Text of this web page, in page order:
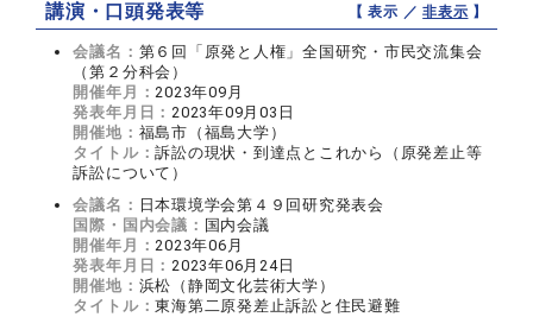
講演・口頭発表等 【 表示 ／非表示 】
会議名： 第６回「原発と人権」全国研究・市民交流集会
（第２分科会）
開催年月：2023年09月
発表年月日：2023年09月03日
開催地： 福島市（福島大学）
タイトル：訴訟の現状・到達点とこれから（原発差止等
訴訟について）
会議名： 日本環境学会第４９回研究発表会
国際・国内会議： 国内会議
開催年月：2023年06月
発表年月日：2023年06月24日
開催地： 浜松（静岡文化芸術大学）
タイトル：東海第二原発差止訴訟と住民避難